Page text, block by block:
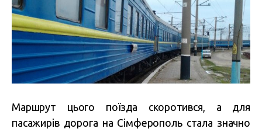
Маршрут цього поїзда скоротився, а для
пасажирів дорога на Сімферополь стала значно